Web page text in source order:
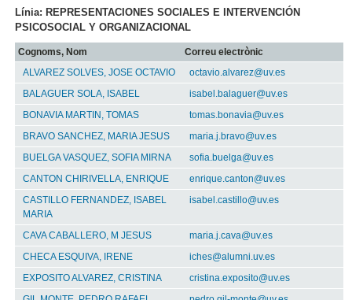
Línia: REPRESENTACIONES SOCIALES E INTERVENCIÓN
PSICOSOCIAL Y ORGANIZACIONAL
Cognoms, Nom
Correu electrònic
ALVAREZ SOLVES, JOSE OCTAVIO
octavio.alvarez@uv.es
BALAGUER SOLA, ISABEL
isabel.balaguer@uv.es
BONAVIA MARTIN, TOMAS
tomas.bonavia@uv.es
BRAVO SANCHEZ, MARIA JESUS
maria.j.bravo@uv.es
BUELGA VASQUEZ, SOFIA MIRNA
sofia.buelga@uv.es
CANTON CHIRIVELLA, ENRIQUE
enrique.canton@uv.es
CASTILLO FERNANDEZ, ISABEL
MARIA
isabel.castillo@uv.es
CAVA CABALLERO, M JESUS
maria.j.cava@uv.es
CHECA ESQUIVA, IRENE
iches@alumni.uv.es
EXPOSITO ALVAREZ, CRISTINA
cristina.exposito@uv.es